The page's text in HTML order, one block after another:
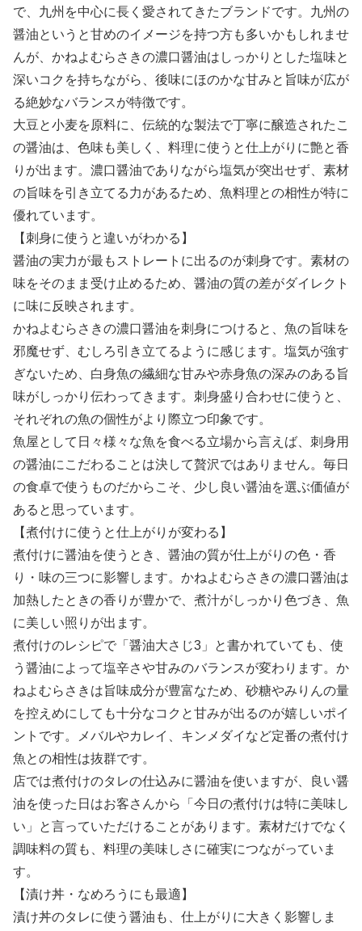
で、九州を中心に長く愛されてきたブランドです。九州の
醤油というと甘めのイメージを持つ方も多いかもしれませ
んが、かねよむらさきの濃口醤油はしっかりとした塩味と
深いコクを持ちながら、後味にほのかな甘みと旨味が広が
る絶妙なバランスが特徴です。
大豆と小麦を原料に、伝統的な製法で丁寧に醸造されたこ
の醤油は、色味も美しく、料理に使うと仕上がりに艶と香
りが出ます。濃口醤油でありながら塩気が突出せず、素材
の旨味を引き立てる力があるため、魚料理との相性が特に
優れています。
【刺身に使うと違いがわかる】
醤油の実力が最もストレートに出るのが刺身です。素材の
味をそのまま受け止めるため、醤油の質の差がダイレクト
に味に反映されます。
かねよむらさきの濃口醤油を刺身につけると、魚の旨味を
邪魔せず、むしろ引き立てるように感じます。塩気が強す
ぎないため、白身魚の繊細な甘みや赤身魚の深みのある旨
味がしっかり伝わってきます。刺身盛り合わせに使うと、
それぞれの魚の個性がより際立つ印象です。
魚屋として日々様々な魚を食べる立場から言えば、刺身用
の醤油にこだわることは決して贅沢ではありません。毎日
の食卓で使うものだからこそ、少し良い醤油を選ぶ価値が
あると思っています。
【煮付けに使うと仕上がりが変わる】
煮付けに醤油を使うとき、醤油の質が仕上がりの色・香
り・味の三つに影響します。かねよむらさきの濃口醤油は
加熱したときの香りが豊かで、煮汁がしっかり色づき、魚
に美しい照りが出ます。
煮付けのレシピで「醤油大さじ3」と書かれていても、使
う醤油によって塩辛さや甘みのバランスが変わります。か
ねよむらさきは旨味成分が豊富なため、砂糖やみりんの量
を控えめにしても十分なコクと甘みが出るのが嬉しいポイ
ントです。メバルやカレイ、キンメダイなど定番の煮付け
魚との相性は抜群です。
店では煮付けのタレの仕込みに醤油を使いますが、良い醤
油を使った日はお客さんから「今日の煮付けは特に美味し
い」と言っていただけることがあります。素材だけでなく
調味料の質も、料理の美味しさに確実につながっていま
す。
【漬け丼・なめろうにも最適】
漬け丼のタレに使う醤油も、仕上がりに大きく影響しま